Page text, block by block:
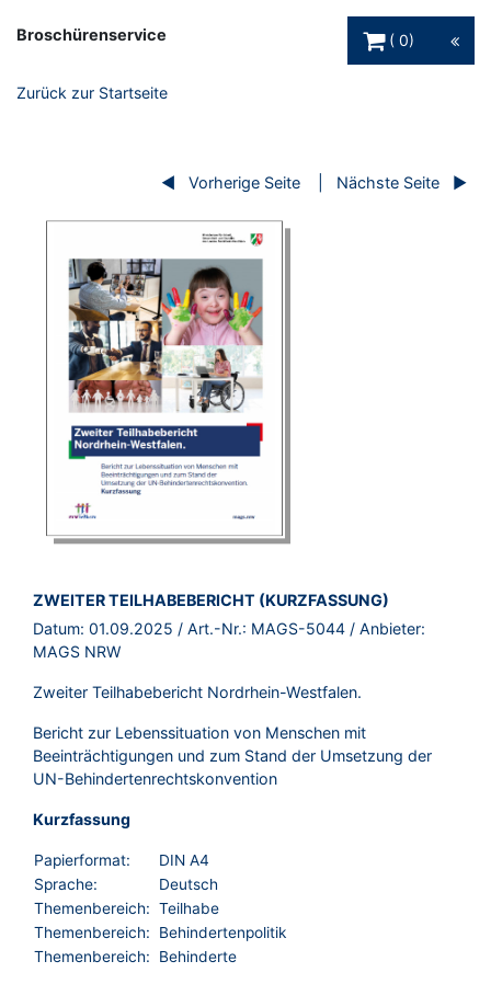
Broschürenservice
0
Zurück zur Startseite
Vorherige Seite Nächste Seite
BROSCHÜRE:
ZWEITER TEILHABEBERICHT (KURZFASSUNG)
Datum: 01.09.2025 / Art.-Nr.: MAGS-5044 / Anbieter:
MAGS NRW
Zweiter Teilhabebericht Nordrhein-Westfalen.
Bericht zur Lebenssituation von Menschen mit
Beeinträchtigungen und zum Stand der Umsetzung der
UN-Behindertenrechtskonvention
Kurzfassung
Papierformat:
DIN A4
Sprache:
Deutsch
Themenbereich: Teilhabe
Themenbereich:
Behindertenpolitik
Themenbereich:
Behinderte